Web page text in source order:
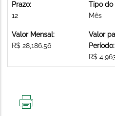
Prazo:
12
Tipo do
Mês
Valor Mensal:
R$ 28,186.56
Valor
Período:
R$